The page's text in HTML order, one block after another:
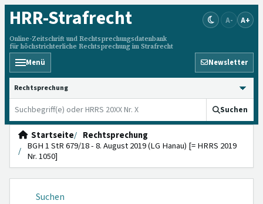
HRR-Strafrecht
Online-Zeitschrift und Rechtsprechungsdatenbank
für höchstrichterliche Rechtsprechung im Strafrecht
A- A+
Menü Newsletter
HRRS durchsuchen
Suchen
Startseite
Rechtsprechung
BGH 1 StR 679/18 - 8. August 2019 (LG Hanau) [= HRRS 2019
Nr. 1050]
Suchen